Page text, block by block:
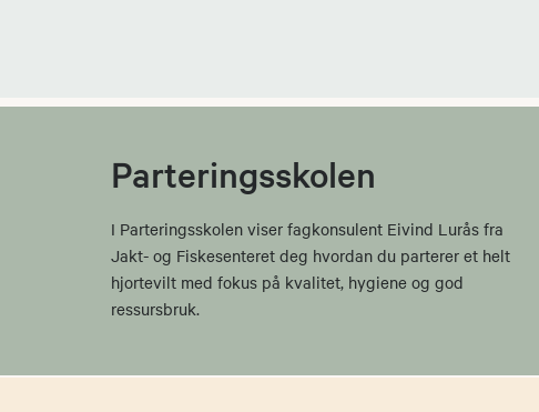
Parteringsskolen
I Parteringsskolen viser fagkonsulent Eivind Lurås fra
Jakt- og Fiskesenteret deg hvordan du parterer et helt
hjortevilt med fokus på kvalitet, hygiene og god
ressursbruk.